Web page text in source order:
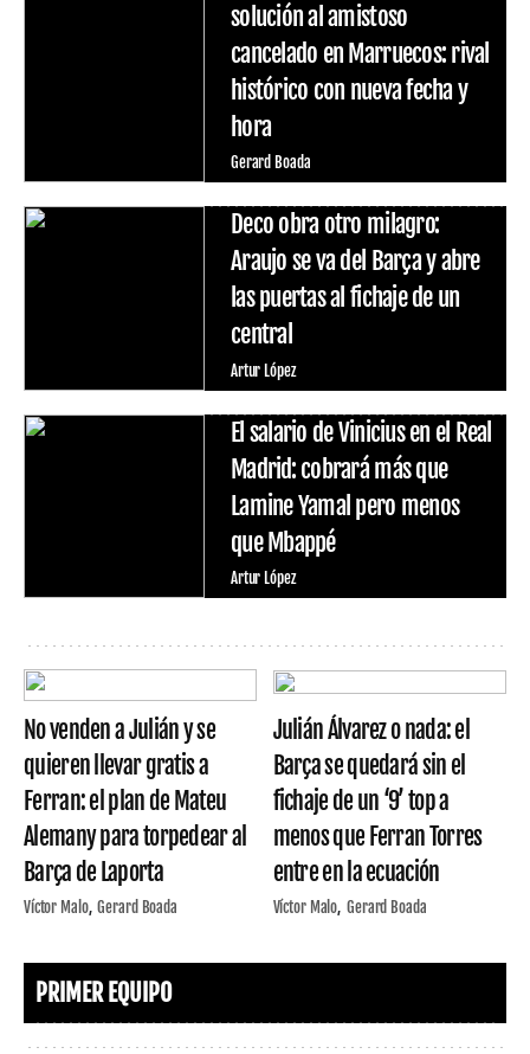
solución al amistoso
cancelado en Marruecos: rival
histórico con nueva fecha y
hora
Gerard Boada
Deco obra otro milagro:
Araujo se va del Barça y abre
las puertas al fichaje de un
central
Artur López
El salario de Vinicius en el Real
Madrid: cobrará más que
Lamine Yamal pero menos
que Mbappé
Artur López
No venden a Julián y se
quieren llevar gratis a
Ferran: el plan de Mateu
Alemany para torpedear al
Barça de Laporta
Víctor Malo Gerard Boada
Julián Álvarez o nada: el
Barça se quedará sin el
fichaje de un ‘9’ top a
menos que Ferran Torres
entre en la ecuación
Víctor Malo Gerard Boada
PRIMER EQUIPO